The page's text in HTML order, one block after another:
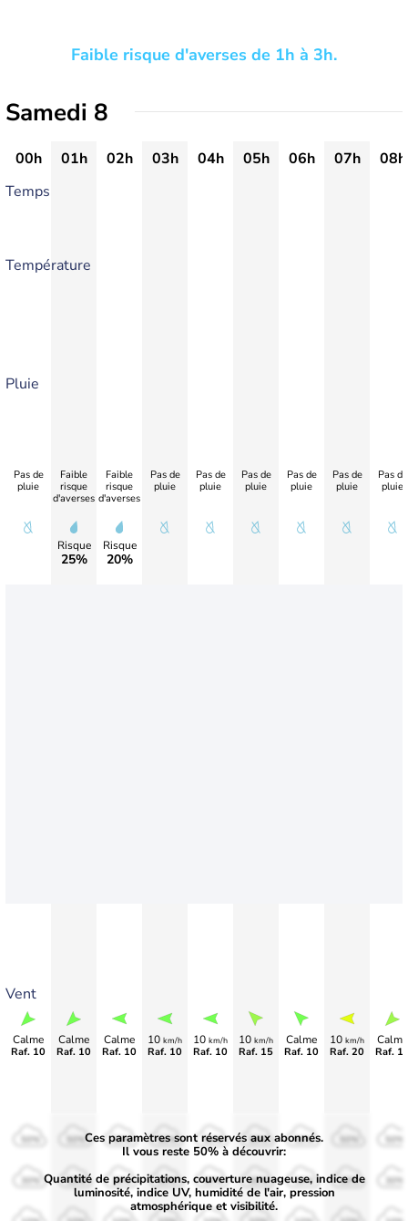
Faible risque d'averses de 1h à 3h.
Samedi 8
00h 01h 02h 03h 04h 05h 06h 07h
08h
Temps
Température
Pluie
Vent
Pas de
pluie
Calme
Raf. 10
Faible
risque
d'averses
Risque
25%
Calme
Raf. 10
Faible
risque
d'averses
Risque
20%
Calme
Raf. 10
Pas de
pluie
10 km/h
Raf. 10
Pas de
pluie
10 km/h
Raf. 10
Pas de
pluie
10 km/h
Raf. 15
Pas de
pluie
Calme
Raf. 10
Pas de
pluie
10 km/h
Raf. 20
Pas de
pluie
Calme
Raf.
50%
30%
50%
30%
50%
30%
50%
30%
50%
30%
50%
30%
50%
30% 30% 30%
Ces paramètres sont réservés aux abonnés.
Il vous reste 50% à découvrir:
Quantité de précipitations, couverture nuageuse, indice de
luminosité, indice UV, humidité de l'air, pression
atmosphérique et visibilité.